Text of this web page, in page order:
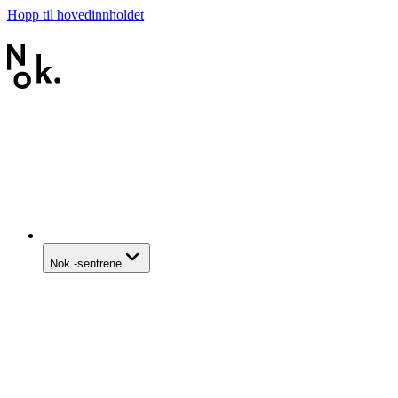
Hopp til hovedinnholdet
Nok.-sentrene